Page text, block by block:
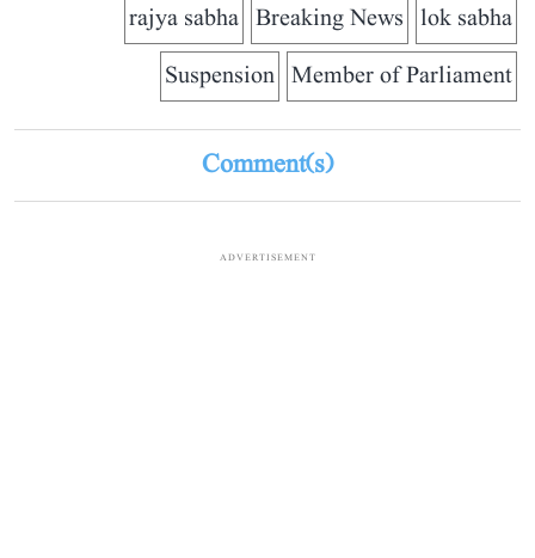
lok sabha
Breaking News
rajya sabha
Member of Parliament
Suspension
Comment(s)
ADVERTISEMENT